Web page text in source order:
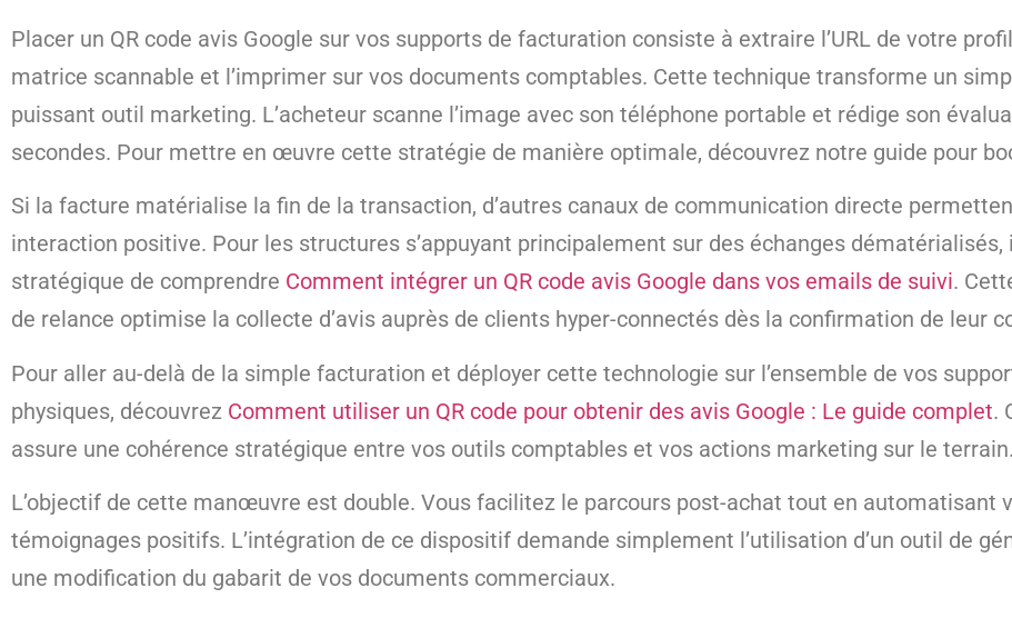
Placer un QR code avis Google sur vos supports de facturation consiste à extraire l’URL de votre
matrice scannable et l’imprimer sur vos documents comptables. Cette technique transforme un
puissant outil marketing. L’acheteur scanne l’image avec son téléphone portable et rédige son
secondes. Pour mettre en œuvre cette stratégie de manière optimale, découvrez notre guide pour
Si la facture matérialise la fin de la transaction, d’autres canaux de communication directe
interaction positive. Pour les structures s’appuyant principalement sur des échanges
stratégique de comprendre Comment intégrer un QR code avis Google dans vos emails de suivi.
de relance optimise la collecte d’avis auprès de clients hyper-connectés dès la confirmation de leur
Pour aller au-delà de la simple facturation et déployer cette technologie sur l’ensemble de vos
physiques, découvrez Comment utiliser un QR code pour obtenir des avis Google : Le guide complet.
assure une cohérence stratégique entre vos outils comptables et vos actions marketing sur le terrain.
L’objectif de cette manœuvre est double. Vous facilitez le parcours post-achat tout en automatisant
témoignages positifs. L’intégration de ce dispositif demande simplement l’utilisation d’un outil de
une modification du gabarit de vos documents commerciaux.